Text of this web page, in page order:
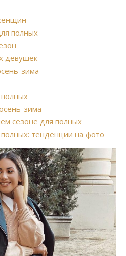
полных
девушек
зима
зима
сезоне для полных
тенденции на фото